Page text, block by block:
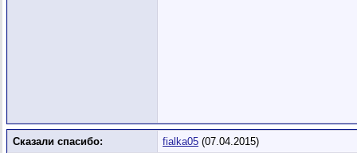
Сказали спасибо: fialka05 (07.04.2015)